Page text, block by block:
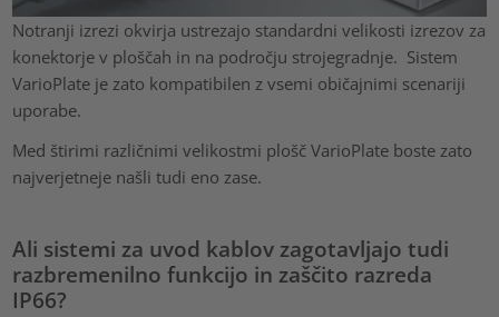
Notranji izrezi okvirja ustrezajo standardni velikosti izrezov za
konektorje v ploščah in na področju strojegradnje. Sistem
VarioPlate je zato kompatibilen z vsemi običajnimi scenariji
uporabe.
Med štirimi različnimi velikostmi plošč VarioPlate boste zato
najverjetneje našli tudi eno zase.
Ali sistemi za uvod kablov zagotavljajo tudi
razbremenilno funkcijo in zaščito razreda
IP66?